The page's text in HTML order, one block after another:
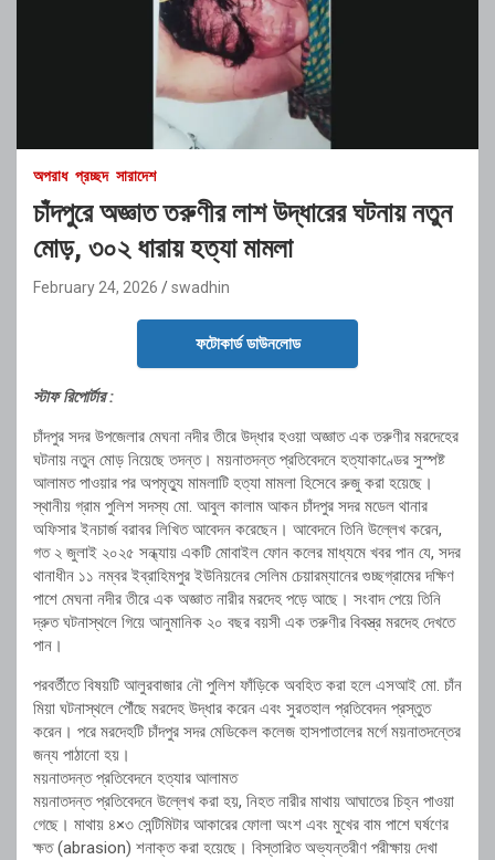
অপরাধ প্রচ্ছদ সারাদেশ
চাঁদপুরে অজ্ঞাত তরুণীর লাশ উদ্ধারের ঘটনায় নতুন
মোড়, ৩০২ ধারায় হত্যা মামলা
February 24, 2026 swadhin
ফটোকার্ড ডাউনলোড
স্টাফ রিপোর্টার :
চাঁদপুর সদর উপজেলার মেঘনা নদীর তীরে উদ্ধার হওয়া অজ্ঞাত এক তরুণীর মরদেহের
ঘটনায় নতুন মোড় নিয়েছে তদন্ত। ময়নাতদন্ত প্রতিবেদনে হত্যাকাণ্ডের সুস্পষ্ট
আলামত পাওয়ার পর অপমৃত্যু মামলাটি হত্যা মামলা হিসেবে রুজু করা হয়েছে।
স্থানীয় গ্রাম পুলিশ সদস্য মো. আবুল কালাম আকন চাঁদপুর সদর মডেল থানার
অফিসার ইনচার্জ বরাবর লিখিত আবেদন করেছেন। আবেদনে তিনি উল্লেখ করেন,
গত ২ জুলাই ২০২৫ সন্ধ্যায় একটি মোবাইল ফোন কলের মাধ্যমে খবর পান যে, সদর
থানাধীন ১১ নম্বর ইব্রাহিমপুর ইউনিয়নের সেলিম চেয়ারম্যানের গুচ্ছগ্রামের দক্ষিণ
পাশে মেঘনা নদীর তীরে এক অজ্ঞাত নারীর মরদেহ পড়ে আছে। সংবাদ পেয়ে তিনি
দ্রুত ঘটনাস্থলে গিয়ে আনুমানিক ২০ বছর বয়সী এক তরুণীর বিবস্ত্র মরদেহ দেখতে
পান।
পরবর্তীতে বিষয়টি আলুরবাজার নৌ পুলিশ ফাঁড়িকে অবহিত করা হলে এসআই মো. চাঁন
মিয়া ঘটনাস্থলে পৌঁছে মরদেহ উদ্ধার করেন এবং সুরতহাল প্রতিবেদন প্রস্তুত
করেন। পরে মরদেহটি চাঁদপুর সদর মেডিকেল কলেজ হাসপাতালের মর্গে ময়নাতদন্তের
জন্য পাঠানো হয়।
ময়নাতদন্ত প্রতিবেদনে হত্যার আলামত
ময়নাতদন্ত প্রতিবেদনে উল্লেখ করা হয়, নিহত নারীর মাথায় আঘাতের চিহ্ন পাওয়া
গেছে। মাথায় ৪×৩ সেন্টিমিটার আকারের ফোলা অংশ এবং মুখের বাম পাশে ঘর্ষণের
ক্ষত (abrasion) শনাক্ত করা হয়েছে। বিস্তারিত অভ্যন্তরীণ পরীক্ষায় দেখা